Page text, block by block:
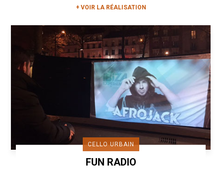
+ VOIR LA RÉALISATION
CELLO URBAIN
FUN RADIO